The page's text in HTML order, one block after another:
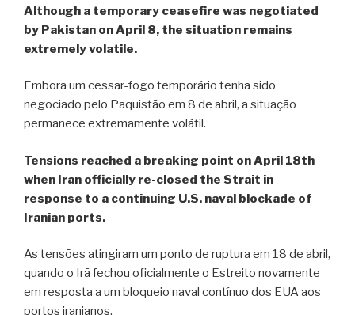
Although a temporary ceasefire was negotiated
by Pakistan on April 8, the situation remains
extremely volatile.
Embora um cessar-fogo temporário tenha sido
negociado pelo Paquistão em 8 de abril, a situação
permanece extremamente volátil.
Tensions reached a breaking point on April 18th
when Iran officially re-closed the Strait in
response to a continuing U.S. naval blockade of
Iranian ports.
As tensões atingiram um ponto de ruptura em 18 de abril,
quando o Irã fechou oficialmente o Estreito novamente
em resposta a um bloqueio naval contínuo dos EUA aos
portos iranianos.